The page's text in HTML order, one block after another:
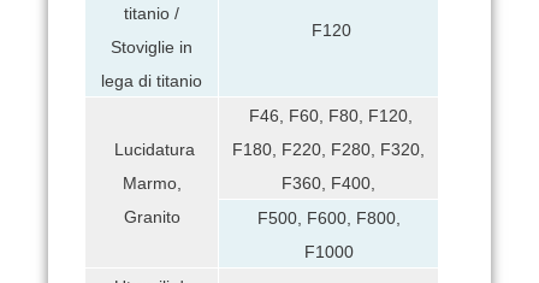
titanio /
Stoviglie in
lega di titanio
F120
Lucidatura
Marmo,
Granito
F46, F60, F80, F120,
F180, F220, F280, F320,
F360, F400,
F500, F600, F800,
F1000